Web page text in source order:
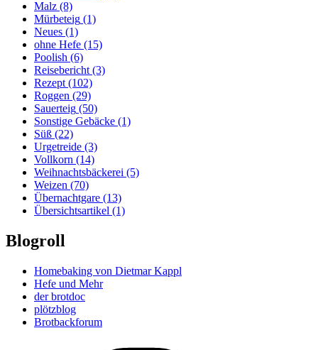
Malz (8)
Mürbeteig (1)
Neues (1)
ohne Hefe (15)
Poolish (6)
Reisebericht (3)
Rezept (102)
Roggen (29)
Sauerteig (50)
Sonstige Gebäcke (1)
Süß (22)
Urgetreide (3)
Vollkorn (14)
Weihnachtsbäckerei (5)
Weizen (70)
Übernachtgare (13)
Übersichtsartikel (1)
Blogroll
Homebaking von Dietmar Kappl
Hefe und Mehr
der brotdoc
plötzblog
Brotbackforum